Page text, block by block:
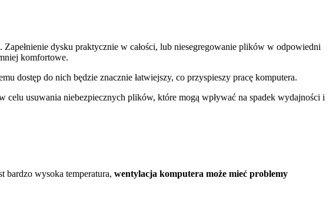
. Zapełnienie dysku praktycznie w całości, lub niesegregowanie plików w odpowiedni
komfortowe.
dostęp do nich będzie znacznie łatwiejszy, co przyspieszy pracę komputera.
celu usuwania niebezpiecznych plików, które mogą wpływać na spadek wydajności i
bardzo wysoka temperatura, wentylacja komputera może mieć problemy